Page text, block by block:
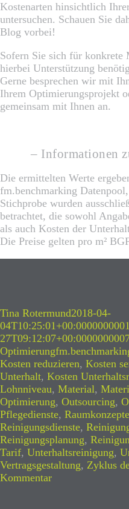
Kostenarten hinsichtlich
untersuchen. Schauen Sie
Blog vorbei!
Sofern Sie sich für konkrete
hierbei Unterstützung
Gerne besprechen wir mit
Ihrem Optimierungsprojekt
gemeinsam mit Ihnen an.
– Informationen
Die ermittelten Werte
fm.benchmarking
Stichprobe wurden
betrachtet, die sowohl
als auch Kosten der
Die Preise gelten pro m²
Autor
Tina RotermundVeröffentlicht
am
2018-04-
OptimierungSchlagwörter
Kosten reduzieren, Kosten
Unterhalt, Kosten
Lohnniveau, Material,
Optimierung, Outsourcing,
Pflegedienste, Raumkonzepte
Reinigungsdienste,
Reinigungsplanung,
Tarif, Unterhaltsreinigung,
Vertragsgestaltung, Zyklus
Kommentarzu